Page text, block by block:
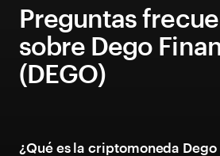
Preguntas
sobre Dego
(DEGO)
¿Qué es la criptomoneda Dego